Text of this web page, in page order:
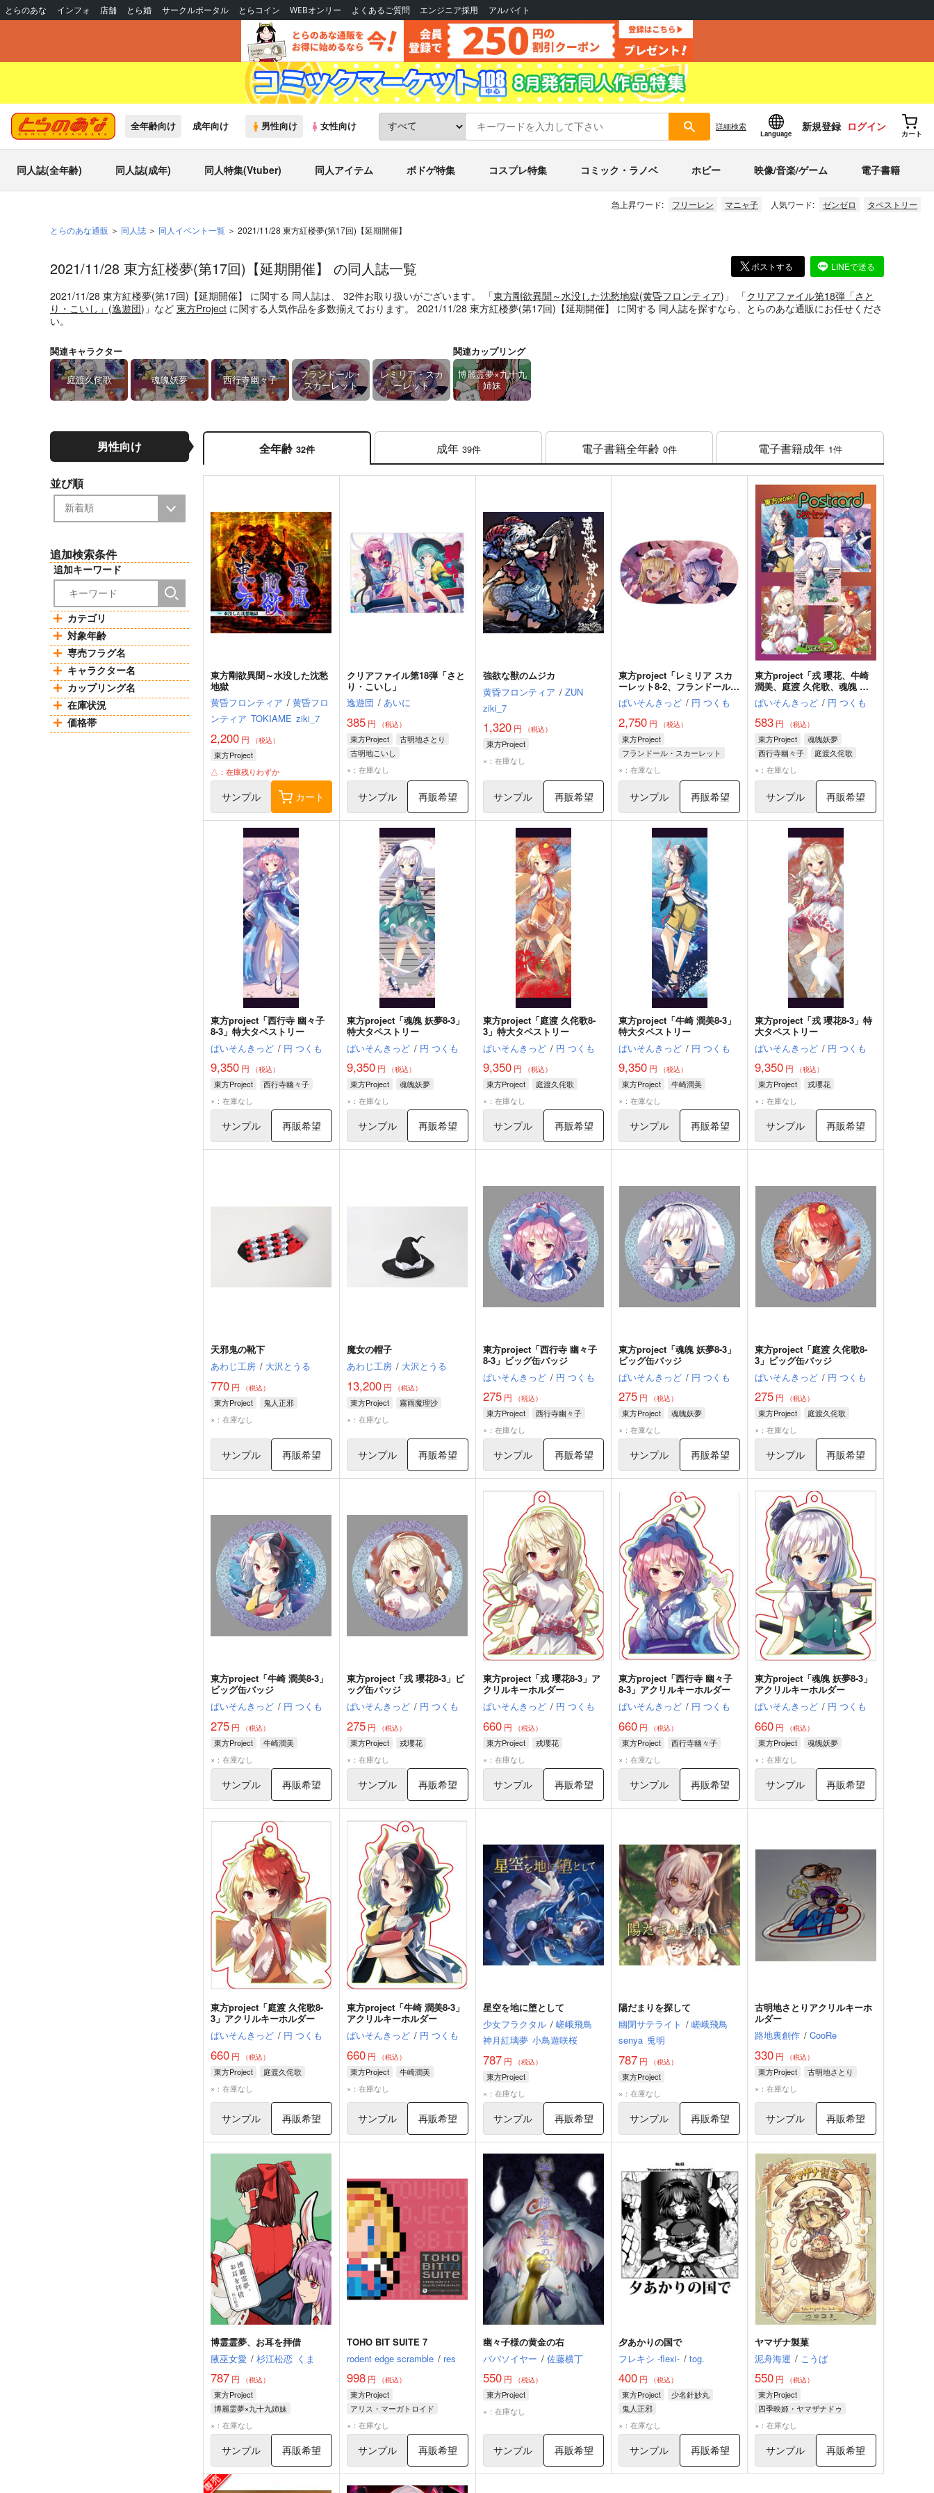
とらのあな インフォ 店舗 とら婚 サークルポータル とらコイン WEBオンリー よくあるご質問 エンジニア採用 アルバイト
全年齢向け 成年向け 男性向け 女性向け 詳細検索
Language
新規登録 ログイン
カート
同人誌(全年齢) 同人誌(成年) 同人特集(Vtuber) 同人アイテム ボドゲ特集 コスプレ特集 コミック・ラノベ ホビー 映像/音楽/ゲーム 電子書籍
急上昇ワード: フリーレン マニャ子 人気ワード: ゼンゼロ タペストリー
とらのあな通販 同人誌 同人イベント一覧 2021/11/28 東方紅楼夢(第17回)【延期開催】
ポストする LINEで送る
2021/11/28 東方紅楼夢(第17回)【延期開催】 の同人誌一覧
2021/11/28 東方紅楼夢(第17回)【延期開催】 に関する 同人誌は、 32件お取り扱いがございます。 「東方剛欲異聞～水没した沈愁地獄(黄昏フロンティア)」 「クリアファイル第18弾「さと
り・こいし」 (逸遊団)」 など 東方Project に関する人気作品を多数揃えております。 2021/11/28 東方紅楼夢(第17回)【延期開催】 に関する 同人誌を探すなら、とらのあな通販にお任せくださ
い。
関連キャラクター
庭渡久侘歌 魂魄妖夢 西行寺幽々子
フランドール・
スカーレット
レミリア・スカ
ーレット
関連カップリング
博麗霊夢×九十九
姉妹
男性向け
並び順
追加検索条件
追加キーワード
カテゴリ
対象年齢
専売フラグ名
キャラクター名
カップリング名
在庫状況
価格帯
全年齢 32件 成年 39件 電子書籍全年齢 0件 電子書籍成年 1件
東方剛欲異聞～水没した沈愁
地獄
黄昏フロンティア / 黄昏フロ
ンティア TOKIAME ziki_7
2,200 円 （税込）
東方Project
△：在庫残りわずか
サンプル カート
クリアファイル第18弾「さと
り・こいし」
逸遊団 / あいに
385円 （税込）
東方Project
古明地さとり
古明地こいし
×：在庫なし
サンプル 再販希望
強欲な獣のムジカ
黄昏フロンティア / ZUN
ziki_7
1,320円 （税込）
東方Project
×：在庫なし
サンプル 再販希望
東方project「レミリア スカ
ーレット8-2、フランドール
スカーレット8-2」眼鏡ケース
（クロス付）
ぱいそんきっど / 円 つくも
2,750 円 （税込）
東方Project
フランドール・スカーレット
レミリア・スカーレット
×：在庫なし
サンプル 再販希望
東方project「戎 瓔花、牛崎
潤美、庭渡 久侘歌、魂魄 妖
夢、西行寺 幽々子」8-3ポス
トカード５枚セット
ぱいそんきっど / 円 つくも
583 円 （税込）
東方Project
魂魄妖夢
西行寺幽々子
庭渡久侘歌
×：在庫なし
サンプル 再販希望
東方project「西行寺 幽々子
8-3」特大タペストリー
ぱいそんきっど / 円 つくも
9,350 円 （税込）
東方Project
西行寺幽々子
×：在庫なし
サンプル 再販希望
東方project「魂魄 妖夢8-3」
特大タペストリー
ぱいそんきっど / 円 つくも
9,350円 （税込）
東方Project
魂魄妖夢
×：在庫なし
サンプル 再販希望
東方project「庭渡 久侘歌8-
3」特大タペストリー
ぱいそんきっど / 円 つくも
9,350円 （税込）
東方Project
庭渡久侘歌
×：在庫なし
サンプル 再販希望
東方project「牛崎 潤美8-3」
特大タペストリー
ぱいそんきっど / 円 つくも
9,350 円 （税込）
東方Project
牛崎潤美
×：在庫なし
サンプル 再販希望
東方project「戎 瓔花8-3」特
大タペストリー
ぱいそんきっど / 円 つくも
9,350 円 （税込）
東方Project
戎瓔花
×：在庫なし
サンプル 再販希望
天邪鬼の靴下
あわじ工房 / 大沢とうる
770 円 （税込）
東方Project
鬼人正邪
×：在庫なし
サンプル 再販希望
魔女の帽子
あわじ工房 / 大沢とうる
13,200円 （税込）
東方Project
霧雨魔理沙
×：在庫なし
サンプル 再販希望
東方project「西行寺 幽々子
8-3」ビッグ缶バッジ
ぱいそんきっど / 円 つくも
275円 （税込）
東方Project
西行寺幽々子
×：在庫なし
サンプル 再販希望
東方project「魂魄 妖夢8-3」
ビッグ缶バッジ
ぱいそんきっど / 円 つくも
275 円 （税込）
東方Project
魂魄妖夢
×：在庫なし
サンプル 再販希望
東方project「庭渡 久侘歌8-
3」ビッグ缶バッジ
ぱいそんきっど / 円 つくも
275 円 （税込）
東方Project
庭渡久侘歌
×：在庫なし
サンプル 再販希望
東方project「牛崎 潤美8-3」
ビッグ缶バッジ
ぱいそんきっど / 円 つくも
275 円 （税込）
東方Project
牛崎潤美
×：在庫なし
サンプル 再販希望
東方project「戎 瓔花8-3」ビ
ッグ缶バッジ
ぱいそんきっど / 円 つくも
275円 （税込）
東方Project
戎瓔花
×：在庫なし
サンプル 再販希望
東方project「戎 瓔花8-3」ア
クリルキーホルダー
ぱいそんきっど / 円 つくも
660円 （税込）
東方Project
戎瓔花
×：在庫なし
サンプル 再販希望
東方project「西行寺 幽々子
8-3」アクリルキーホルダー
ぱいそんきっど / 円 つくも
660 円 （税込）
東方Project
西行寺幽々子
×：在庫なし
サンプル 再販希望
東方project「魂魄 妖夢8-3」
アクリルキーホルダー
ぱいそんきっど / 円 つくも
660 円 （税込）
東方Project
魂魄妖夢
×：在庫なし
サンプル 再販希望
東方project「庭渡 久侘歌8-
3」アクリルキーホルダー
ぱいそんきっど / 円 つくも
660 円 （税込）
東方Project
庭渡久侘歌
×：在庫なし
サンプル 再販希望
東方project「牛崎 潤美8-3」
アクリルキーホルダー
ぱいそんきっど / 円 つくも
660円 （税込）
東方Project
牛崎潤美
×：在庫なし
サンプル 再販希望
星空を地に堕として
少女フラクタル / 嵯峨飛鳥
神月紅璃夢 小鳥遊咲桜
787円 （税込）
東方Project
×：在庫なし
サンプル 再販希望
陽だまりを探して
幽閉サテライト / 嵯峨飛鳥
senya 兎明
787 円 （税込）
東方Project
×：在庫なし
サンプル 再販希望
古明地さとりアクリルキーホ
ルダー
路地裏創作 / CooRe
330 円 （税込）
東方Project
古明地さとり
×：在庫なし
サンプル 再販希望
博霊霊夢、お耳を拝借
腋巫女愛 / 杉江松恋 くま
787 円 （税込）
東方Project
博麗霊夢×九十九姉妹
博麗霊夢
鈴仙・優曇華院・イナバ
九十九姉妹
×：在庫なし
サンプル 再販希望
TOHO BIT SUITE 7
rodent edge scramble / res
998円 （税込）
東方Project
アリス・マーガトロイド
×：在庫なし
サンプル 再販希望
幽々子様の黄金の右
ババソイヤー / 佐藤横丁
550円 （税込）
東方Project
×：在庫なし
サンプル 再販希望
夕あかりの国で
フレキシ -flexi- / tog.
400 円 （税込）
東方Project
少名針妙丸
鬼人正邪
×：在庫なし
サンプル 再販希望
ヤマザナ製菓
泥舟海運 / こうば
550 円 （税込）
東方Project
四季映姫・ヤマザナドゥ
庭渡久侘歌
×：在庫なし
サンプル 再販希望